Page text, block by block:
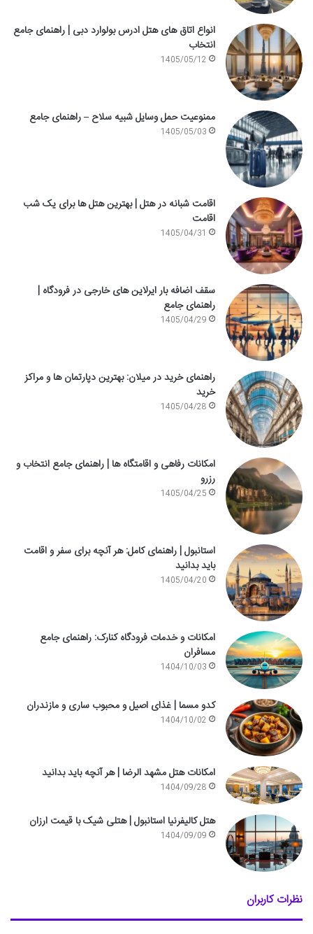
انواع اتاق های هتل ادرس بولوارد دبی | راهنمای جامع
انتخاب
1405/05/12
ممنوعیت حمل وسایل شبیه سلاح – راهنمای جامع
1405/05/03
اقامت شبانه در هتل | بهترین هتل ها برای یک شب
اقامت
1405/04/31
سقف اضافه بار ایرلاین های خارجی در فرودگاه |
راهنمای جامع
1405/04/29
راهنمای خرید در میلان: بهترین دپارتمان ها و مراکز
خرید
1405/04/28
امکانات رفاهی و اقامتگاه ها | راهنمای جامع انتخاب و
رزرو
1405/04/25
استانبول | راهنمای کامل: هر آنچه برای سفر و اقامت
باید بدانید
1405/04/20
امکانات و خدمات فرودگاه کنارک: راهنمای جامع
مسافران
1404/10/03
کدو مسما | غذای اصیل و محبوب ساری و مازندران
1404/10/02
امکانات هتل مشهد الرضا | هر آنچه باید بدانید
1404/09/28
هتل کالیفرنیا استانبول | هتلی شیک با قیمت ارزان
1404/09/09
نظرات کاربران